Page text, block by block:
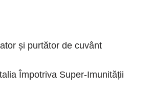
și purtător de cuvânt
Împotriva Super-Imunității